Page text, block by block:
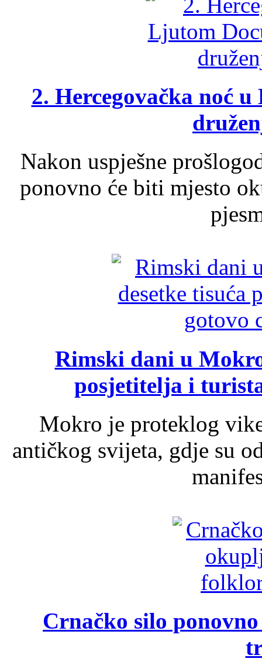
2. Hercegovačka noć
Nakon uspješne
ponovno će biti mjesto
Rimski dani u
posjetitelja i
Mokro je proteklog
antičkog svijeta, gdje su
Crnačko silo